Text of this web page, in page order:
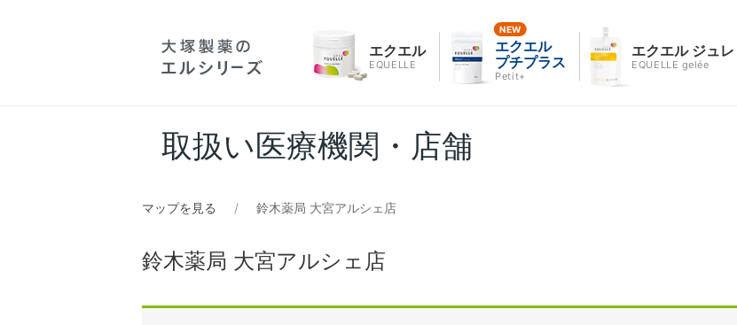
エクエル
EQUELLE
エクエル
プチプラス
Petit+
エクエル ジュレ
EQUELLE gelée
取扱い医療機関・店舗
マップを見る 鈴木薬局 大宮アルシェ店
鈴木薬局 大宮アルシェ店